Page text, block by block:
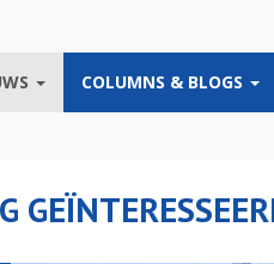
COLUMNS & BLOGS